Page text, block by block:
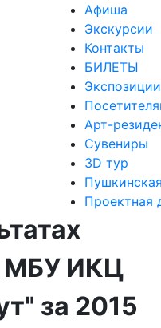
Афиша
Экскурсии
Контакты
БИЛЕТЫ
Экспозиции
Арт-
Сувениры
3D тур
Проектная
МБУ ИКЦ
за 2015